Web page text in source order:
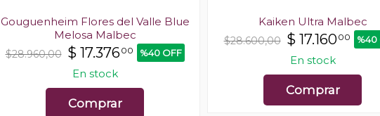
Gouguenheim Flores del Valle Blue
Melosa Malbec
$28.960,00 $ 17.37600 %40 OFF
En stock
Comprar
Kaiken Ultra Malbec
$28.600,00 $ 17.16000 %40
En stock
Comprar